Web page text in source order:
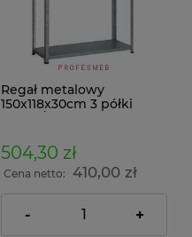
Regał metalowy
150x118x30cm 3 półki
dokumenty w archiwum i
do magazynu
504,30 zł
Cena netto: 410,00 zł
- +